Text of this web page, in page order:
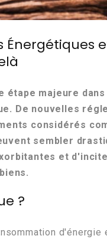
Énergétiques
étape majeure
De nouvelles
considérés
sembler
et
?
d'énergie